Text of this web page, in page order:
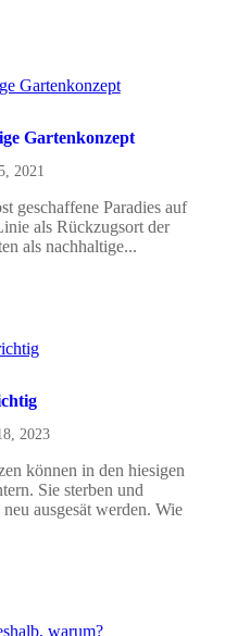
Gartenkonzept
2021
geschaffene Paradies auf
als Rückzugsort der
als nachhaltige...
2023
können in den hiesigen
Sie sterben und
ausgesät werden. Wie